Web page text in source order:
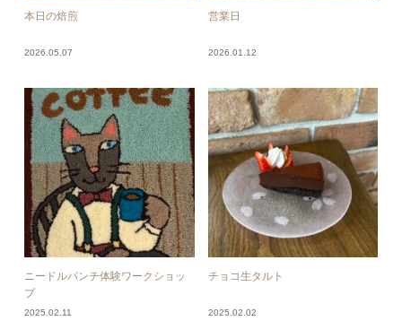
本日の焙煎
2026.05.07
営業日
2026.01.12
ニードルパンチ体験ワークショッ
プ
2025.02.11
チョコ生タルト
2025.02.02